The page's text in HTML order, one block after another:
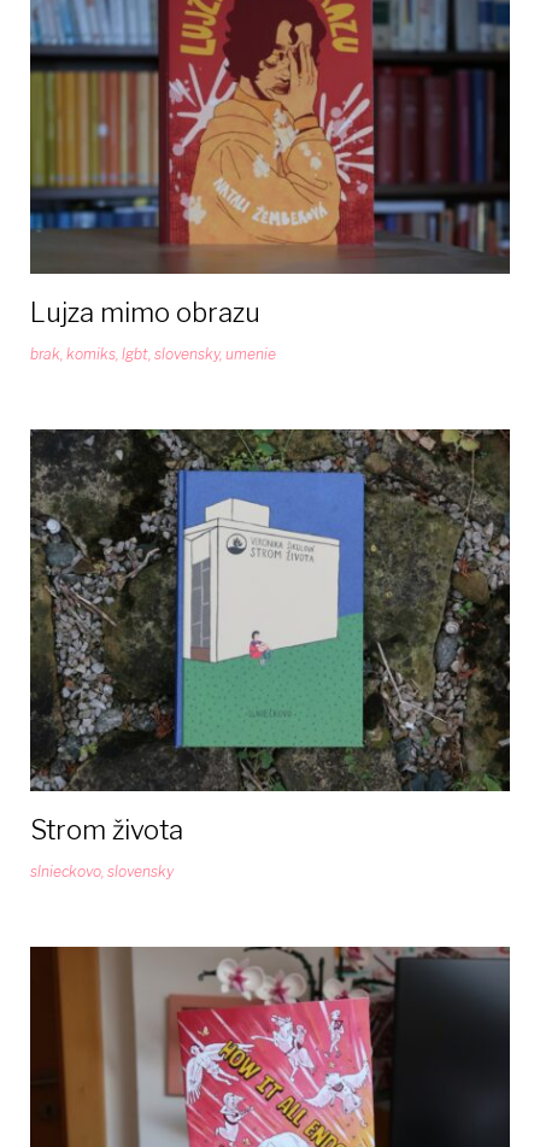
Lujza mimo obrazu
brak komiks lgbt slovensky, umenie
Strom života
slnieckovo slovensky